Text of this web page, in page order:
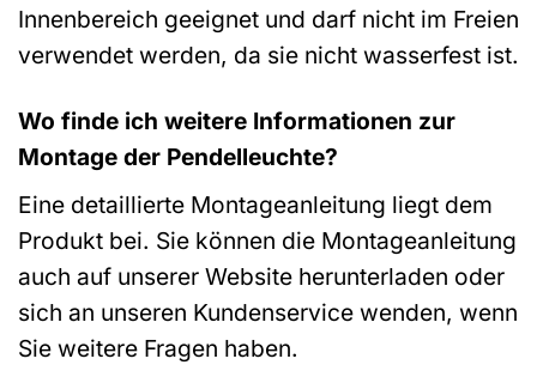
Innenbereich geeignet und darf nicht im Freien
verwendet werden, da sie nicht wasserfest ist.
Wo finde ich weitere Informationen zur
Montage der Pendelleuchte?
Eine detaillierte Montageanleitung liegt dem
Produkt bei. Sie können die Montageanleitung
auch auf unserer Website herunterladen oder
sich an unseren Kundenservice wenden, wenn
Sie weitere Fragen haben.